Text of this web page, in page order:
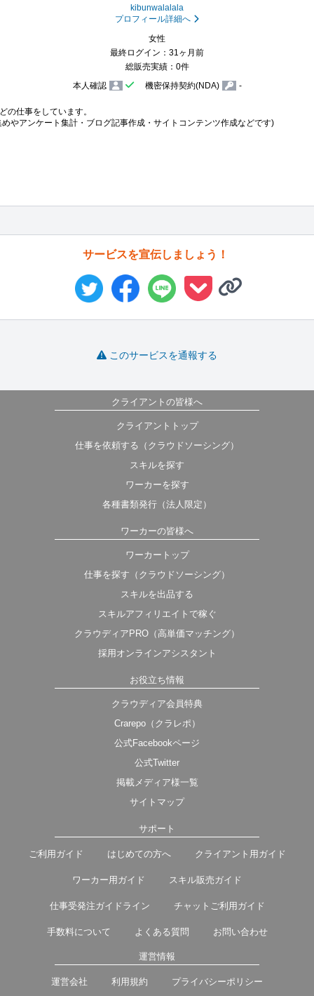
kibunwalalala
プロフィール詳細へ
女性
最終ログイン：31ヶ月前
総販売実績：0件
本人確認
機密保持契約(NDA) -
の仕事をしています。
やアンケート集計・ブログ記事作成・サイトコンテンツ作成などです)
サービスを宣伝しましょう！
このサービスを通報する
クライアントの皆様へ
クライアントトップ
仕事を依頼する（クラウドソーシング）
スキルを探す
ワーカーを探す
各種書類発行（法人限定）
ワーカーの皆様へ
ワーカートップ
仕事を探す（クラウドソーシング）
スキルを出品する
スキルアフィリエイトで稼ぐ
クラウディアPRO（高単価マッチング）
採用オンラインアシスタント
お役立ち情報
クラウディア会員特典
Crarepo（クラレポ）
公式Facebookページ
公式Twitter
掲載メディア様一覧
サイトマップ
サポート
ご利用ガイド はじめての方へ クライアント用ガイド
ワーカー用ガイド スキル販売ガイド
仕事受発注ガイドライン チャットご利用ガイド
手数料について よくある質問 お問い合わせ
運営情報
運営会社 利用規約 プライバシーポリシー